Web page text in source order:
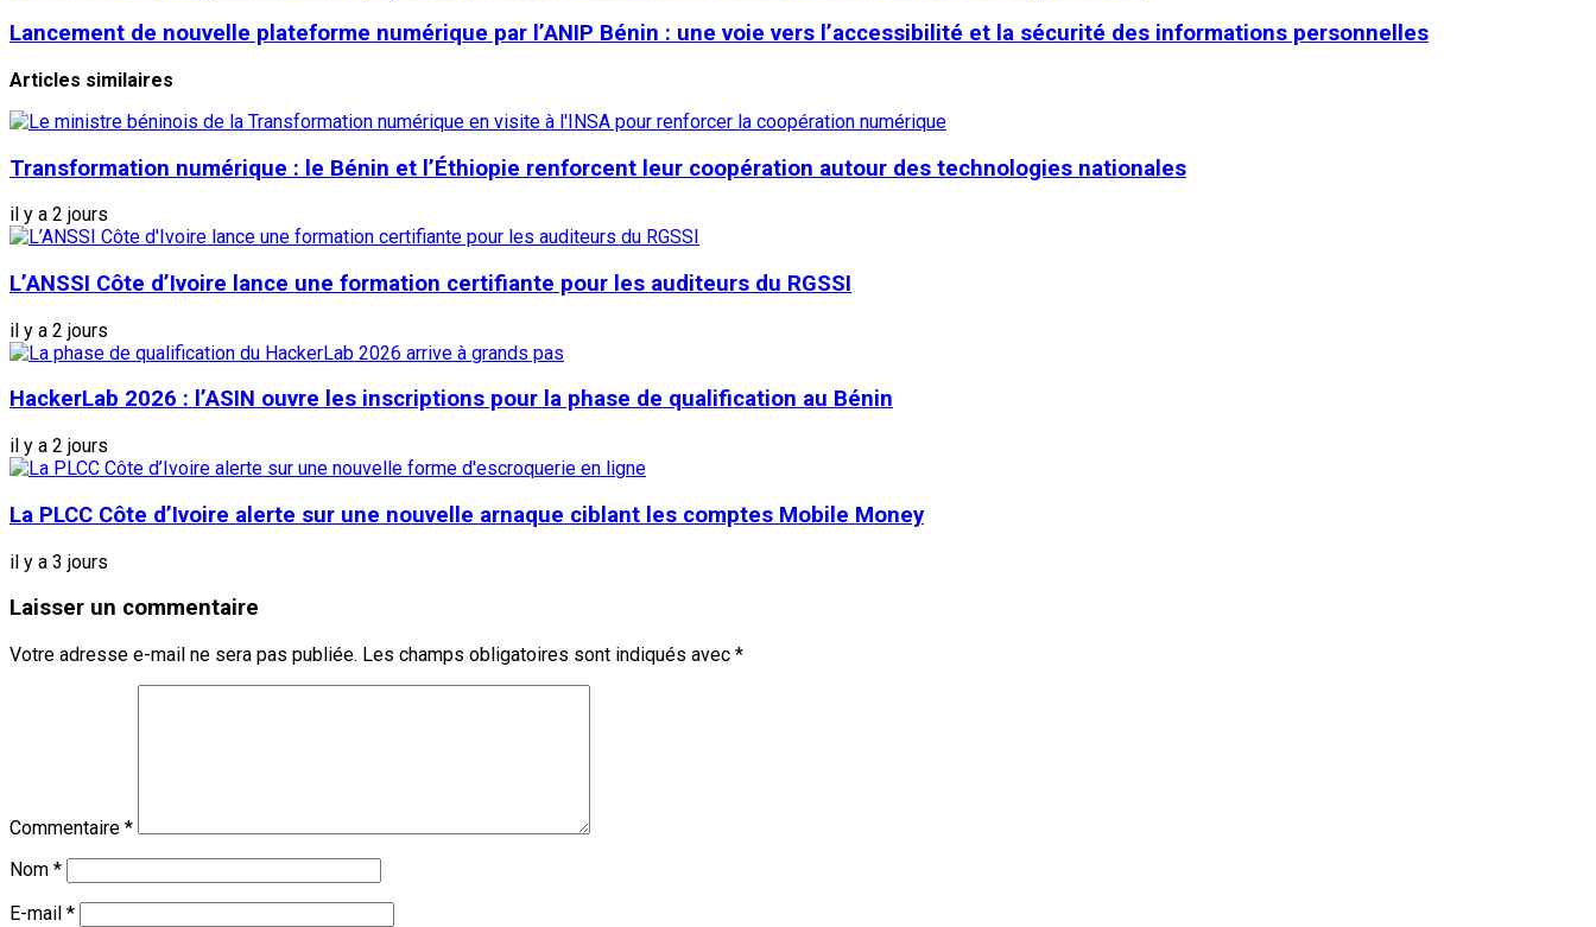
Lancement de nouvelle plateforme numérique par l’ANIP Bénin : une voie vers l’accessibilité et la sécurité des informations personnelles
Articles similaires
Transformation numérique : le Bénin et l’Éthiopie renforcent leur coopération autour des technologies nationales
il y a 2 jours
L’ANSSI Côte d’Ivoire lance une formation certifiante pour les auditeurs du RGSSI
il y a 2 jours
HackerLab 2026 : l’ASIN ouvre les inscriptions pour la phase de qualification au Bénin
il y a 2 jours
La PLCC Côte d’Ivoire alerte sur une nouvelle arnaque ciblant les comptes Mobile Money
il y a 3 jours
Laisser un commentaire
Votre adresse e-mail ne sera pas publiée. Les champs obligatoires sont indiqués avec *
Commentaire *
Nom *
E-mail *